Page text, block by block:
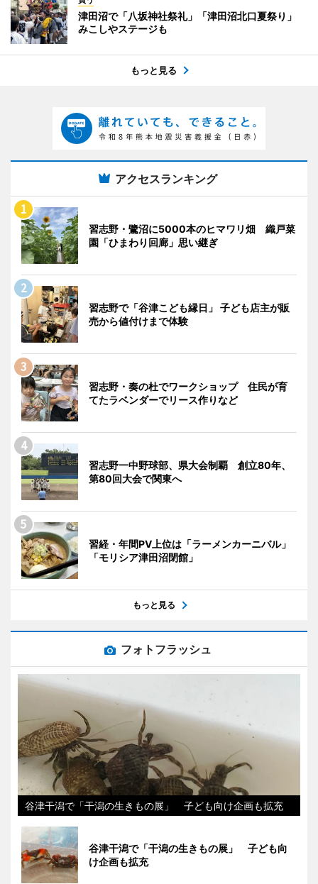
津田沼で「八坂神社祭礼」「津田沼北口夏祭り」
みこしやステージも
もっと見る
アクセスランキング
習志野・鷺沼に5000本のヒマワリ畑 織戸菜
園「ひまわり回廊」思い継ぎ
習志野で「谷津こども縁日」 子ども店主が販
売から値付けまで体験
習志野・奏の杜でワークショップ 住民が育
てたラベンダーでリース作りなど
習志野一中野球部、県大会制覇 創立80年、
第80回大会で関東へ
習経・年間PV上位は「ラーメンカーニバル」
「モリシア津田沼閉館」
もっと見る
フォトフラッシュ
谷津干潟で「干潟の生きもの展」 子ども向け企画も拡充
谷津干潟で「干潟の生きもの展」 子ども向
け企画も拡充